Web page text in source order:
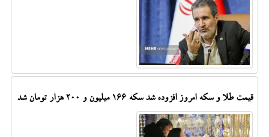
قیمت طلا و سکه امروز افزوده شد سکه ۱۶۶ میلیون و ۲۰۰ هزار تومان شد